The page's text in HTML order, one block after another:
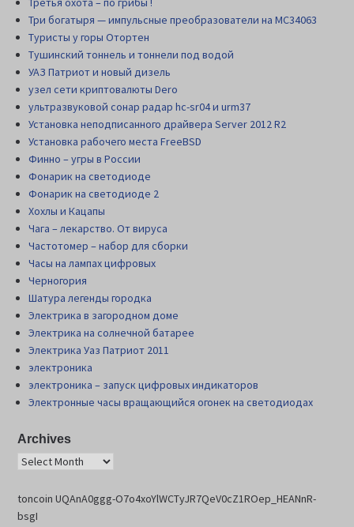
Три богатыря — импульсные преобразователи на MC34063
Туристы у горы Отортен
Тушинский тоннель и тоннели под водой
УАЗ Патриот и новый дизель
узел сети криптовалюты Dero
ультразвуковой сонар радар hc-sr04 и urm37
Установка неподписанного драйвера Server 2012 R2
Установка рабочего места FreeBSD
Финно – угры в России
Фонарик на светодиоде
Фонарик на светодиоде 2
Хохлы и Кацапы
Чага – лекарство. От вируса
Частотомер – набор для сборки
Часы на лампах цифровых
Черногория
Шатура легенды городка
Электрика в загородном доме
Электрика на солнечной батарее
Электрика Уаз Патриот 2011
электроника
электроника – запуск цифровых индикаторов
Электронные часы вращающийся огонек на светодиодах
Archives
toncoin UQAnA0ggg-O7o4xoYlWCTyJR7QeV0cZ1ROep_HEANnR-
bsgI